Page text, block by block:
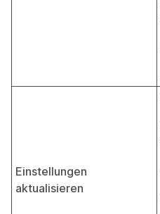
Einstellungen
aktualisieren